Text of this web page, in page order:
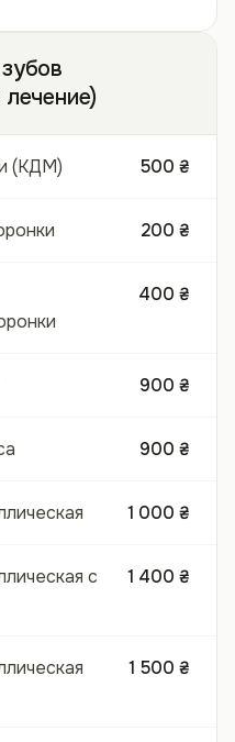
(КДМ) 500 ₴
200 ₴
400 ₴
900 ₴
900 ₴
1 000 ₴
с
1 400 ₴
1 500 ₴